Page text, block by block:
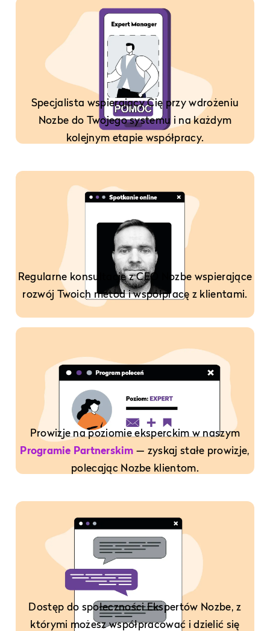
Specjalista wspierający Cię przy wdrożeniu
Nozbe do Twojego systemu i na każdym
kolejnym etapie współpracy.
Regularne konsultacje z CEO Nozbe wspierające
rozwój Twoich metod i współpracę z klientami.
Prowizje na poziomie eksperckim w naszym
Programie Partnerskim — zyskaj stałe prowizje,
polecając Nozbe klientom.
Dostęp do społeczności Ekspertów Nozbe, z
którymi możesz współpracować i dzielić się